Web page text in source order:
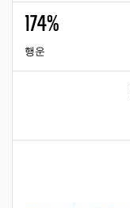
174%
행운